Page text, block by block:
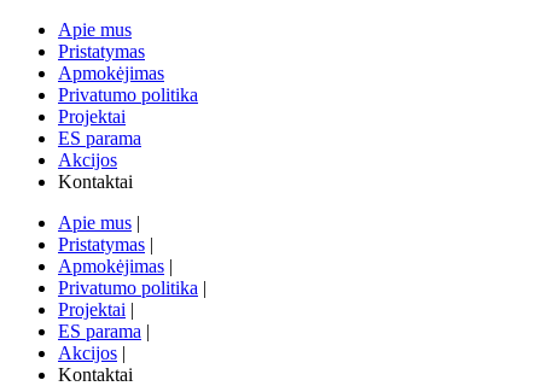
Apie mus
Pristatymas
Apmokėjimas
Privatumo politika
Projektai
ES parama
Akcijos
Kontaktai
Apie mus |
Pristatymas |
Apmokėjimas |
Privatumo politika |
Projektai |
ES parama |
Akcijos |
Kontaktai